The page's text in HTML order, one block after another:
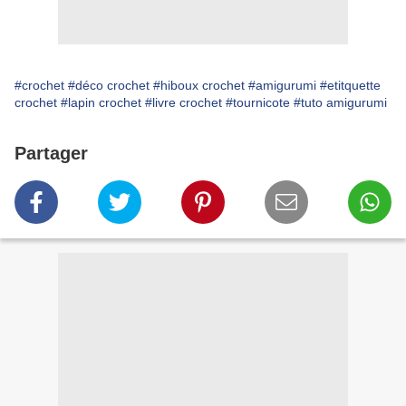
#crochet #déco crochet #hiboux crochet #amigurumi #etitquette
crochet #lapin crochet #livre crochet #tournicote #tuto amigurumi
Partager